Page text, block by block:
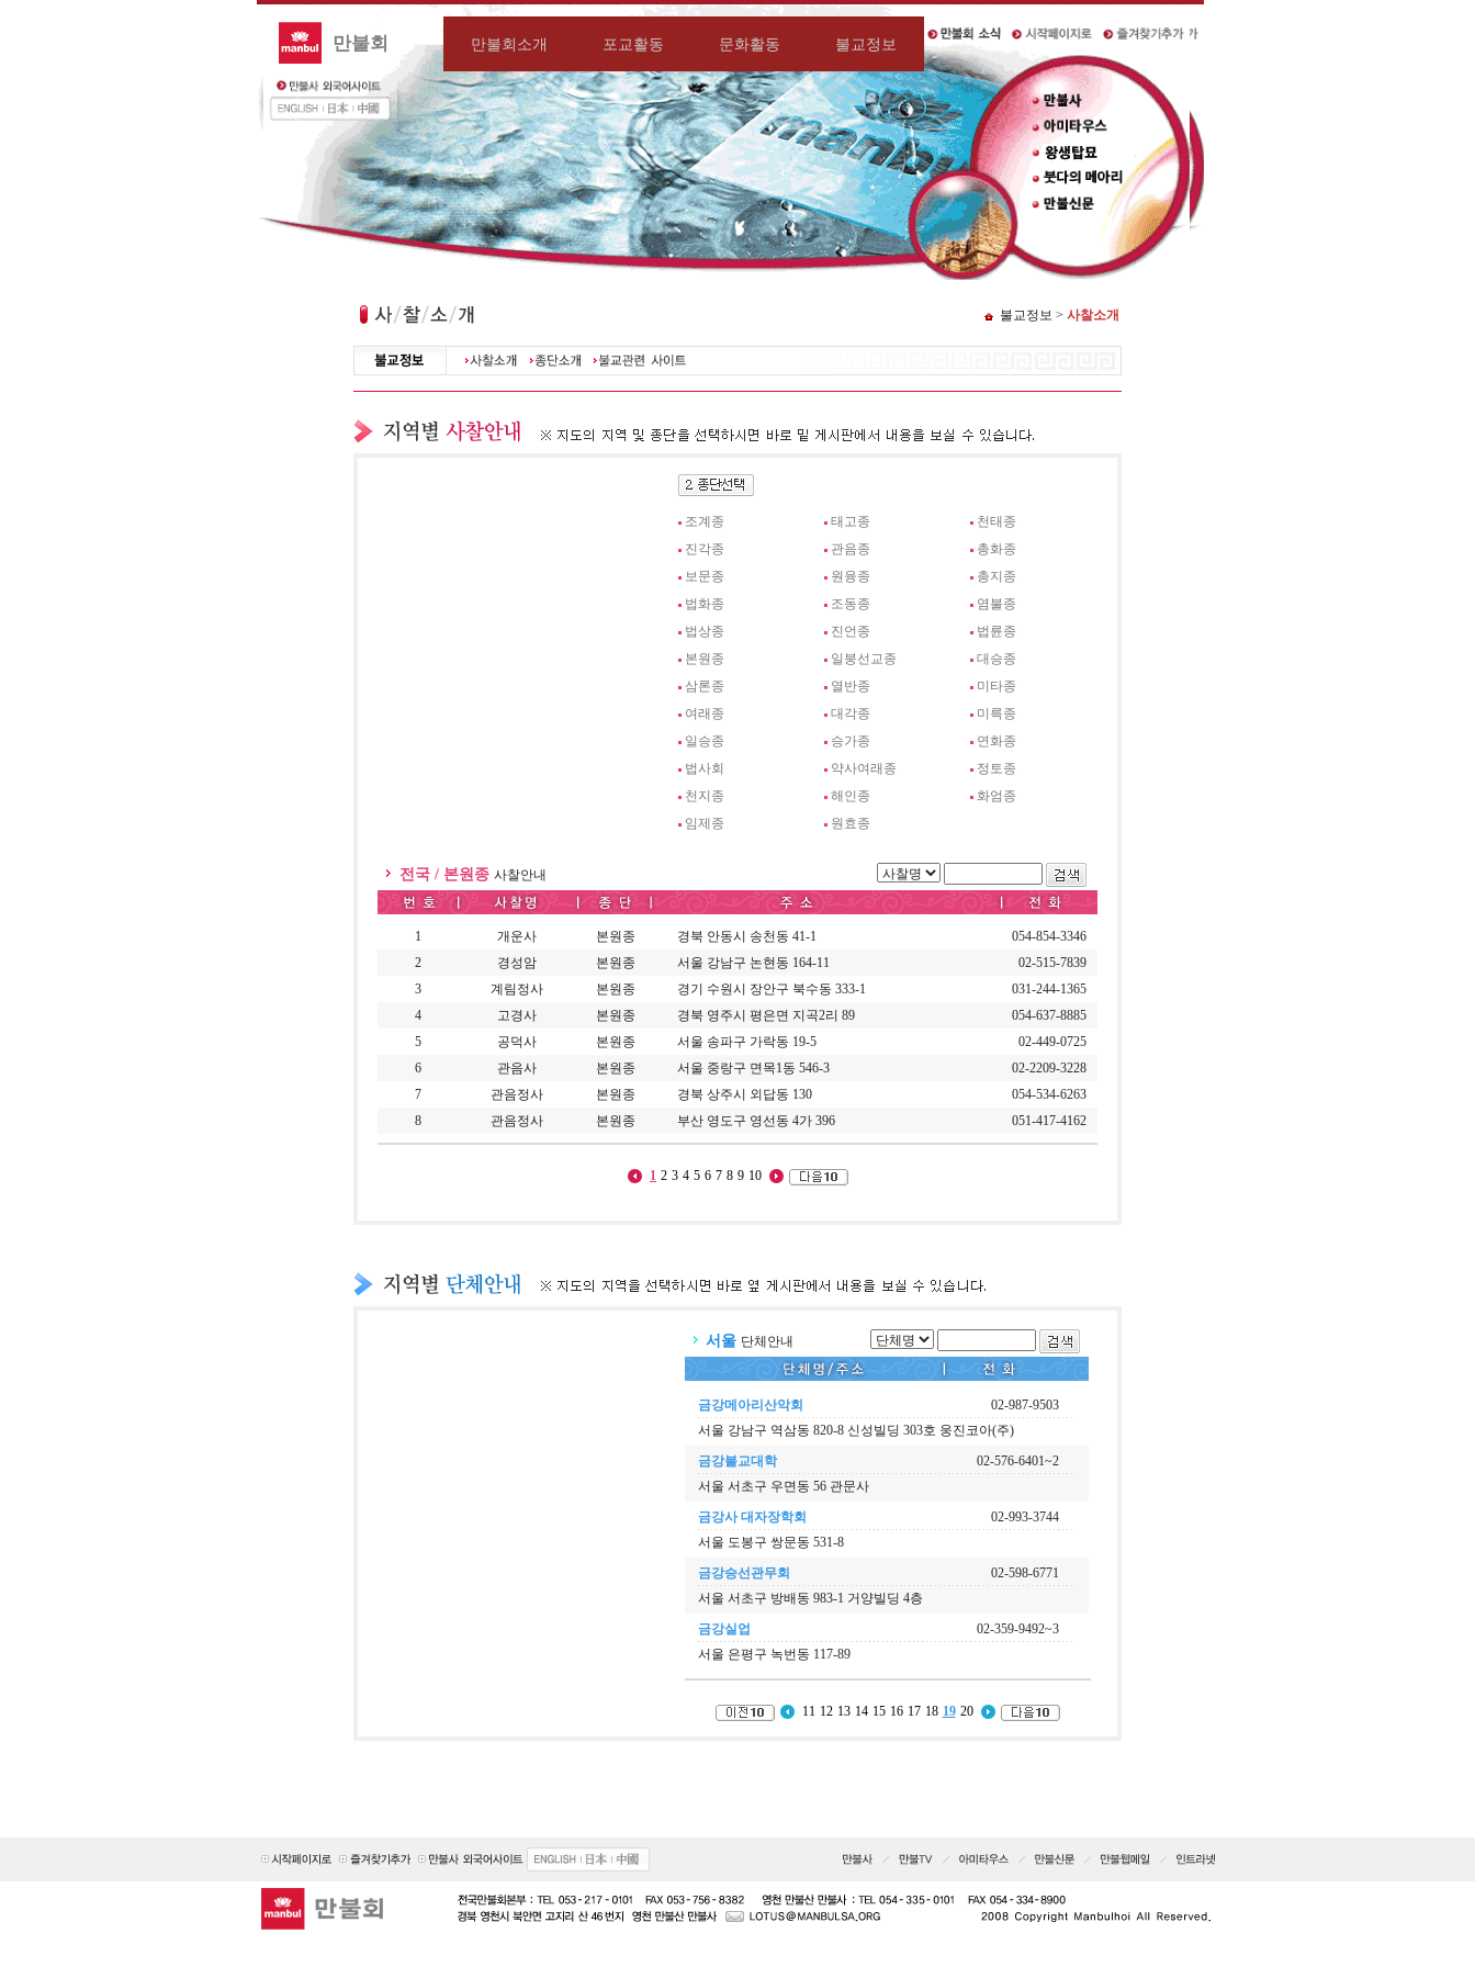
만불회 만불회소개 포교활동 문화활동 불교정보
불교정보 > 사찰소개
조계종 태고종
천태종
진각종
관음종
총화종
보문종
원융종
총지종
법화종
조동종
염불종
법상종
진언종
법륜종
본원종
일붕선교종
대승종
삼론종
열반종
미타종
여래종
대각종
미륵종
일승종
승가종
연화종
법사회
약사여래종
정토종
천지종
해인종
화엄종
임제종
원효종
전국 / 본원종 사찰안내
1 개운사 본원종 경북 안동시 송천동 41-1
054-854-3346
2
경성암 본원종 서울 강남구 논현동 164-11
02-515-7839
3
계림정사 본원종 경기 수원시 장안구 북수동 333-1
031-244-1365
4
고경사 본원종 경북 영주시 평은면 지곡2리 89
054-637-8885
5
공덕사 본원종 서울 송파구 가락동 19-5
02-449-0725
6
관음사 본원종 서울 중랑구 면목1동 546-3
02-2209-3228
7
관음정사 본원종 경북 상주시 외답동 130
054-534-6263
8
관음정사 본원종 부산 영도구 영선동 4가 396 051-417-4162
1 2 3 4 5 6 7 8 9 10
서울 단체안내
금강메아리산악회
02-987-9503
서울 강남구 역삼동 820-8 신성빌딩 303호 웅진코아(주)
금강불교대학
02-576-6401~2
서울 서초구 우면동 56 관문사
금강사 대자장학회
02-993-3744
서울 도봉구 쌍문동 531-8
금강승선관무회
02-598-6771
서울 서초구 방배동 983-1 거양빌딩 4층
금강실업
02-359-9492~3
서울 은평구 녹번동 117-89
11 12 13 14 15 16 17 18 19 20